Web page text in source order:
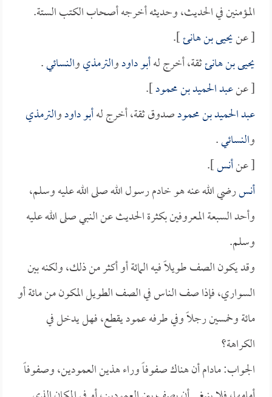
المؤمنين في الحديث، وحديثه أخرجه أصحاب الكتب الستة.
[ عنيحيى بن هانئ].
يحيى بن هانئثقة، أخرج لهأبو داودوالترمذيوالنسائي.
[ عنعبد الحميد بن محمود].
عبد الحميد بن محمودصدوق ثقة، أخرج لهأبو داودوالترمذي
والنسائي.
[ عنأنس].
أنسرضي الله عنه هو خادم رسول الله صلى الله عليه وسلم،
وأحد السبعة المعروفين بكثرة الحديث عن النبي صلى الله عليه
وسلم.
وقد يكون الصف طويلاً فيه المائة أو أكثر من ذلك، ولكنه بين
السواري، فإذا صف الناس في الصف الطويل المكون من مائة أو
مائة وخمسين رجلاً وفي طرفه عمود يقطع، فهل يدخل في
الكراهة؟
الجواب: مادام أن هناك صفوفاً وراء هذين العمودين، وصفوفاً